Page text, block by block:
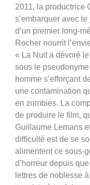
2011, la productrice
s’embarquer avec
d’un premier long-
Rocher nourrit
« La Nuit a dévoré
sous le
homme s’efforçant
une contamination
en zombies. La
de produire le film,
Guillaume Lemans
difficulté est de se
alimentent ce sous-
d’horreur depuis
lettres de noblesse